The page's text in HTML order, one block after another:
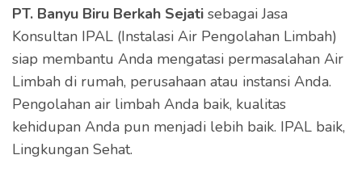
PT. Banyu Biru Berkah Sejati sebagai Jasa
Konsultan IPAL (Instalasi Air Pengolahan Limbah)
siap membantu Anda mengatasi permasalahan Air
Limbah di rumah, perusahaan atau instansi Anda.
Pengolahan air limbah Anda baik, kualitas
kehidupan Anda pun menjadi lebih baik. IPAL baik,
Lingkungan Sehat.